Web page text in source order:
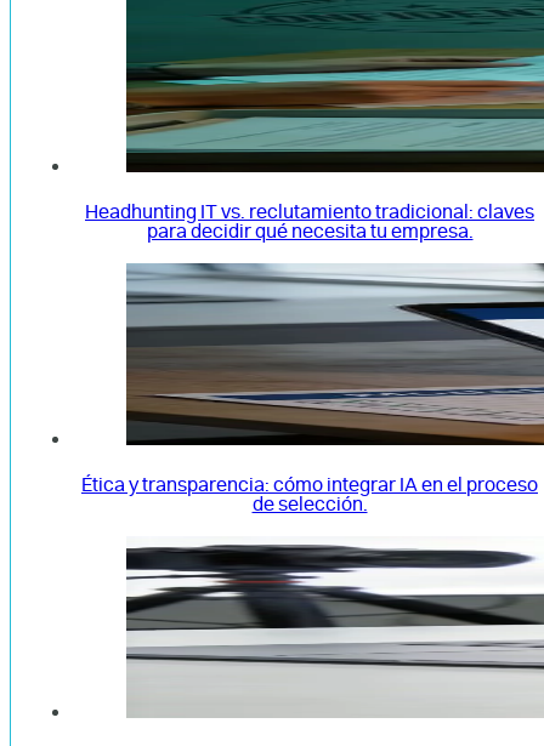
Headhunting IT vs. reclutamiento tradicional: claves
para decidir qué necesita tu empresa.
Ética y transparencia: cómo integrar IA en el proceso
de selección.